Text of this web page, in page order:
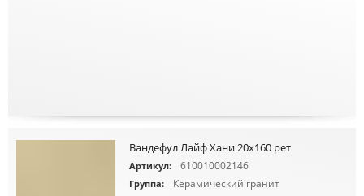
Вандефул Лайф Хани 20х160 рет
Артикул: 610010002146
Группа: Керамический гранит